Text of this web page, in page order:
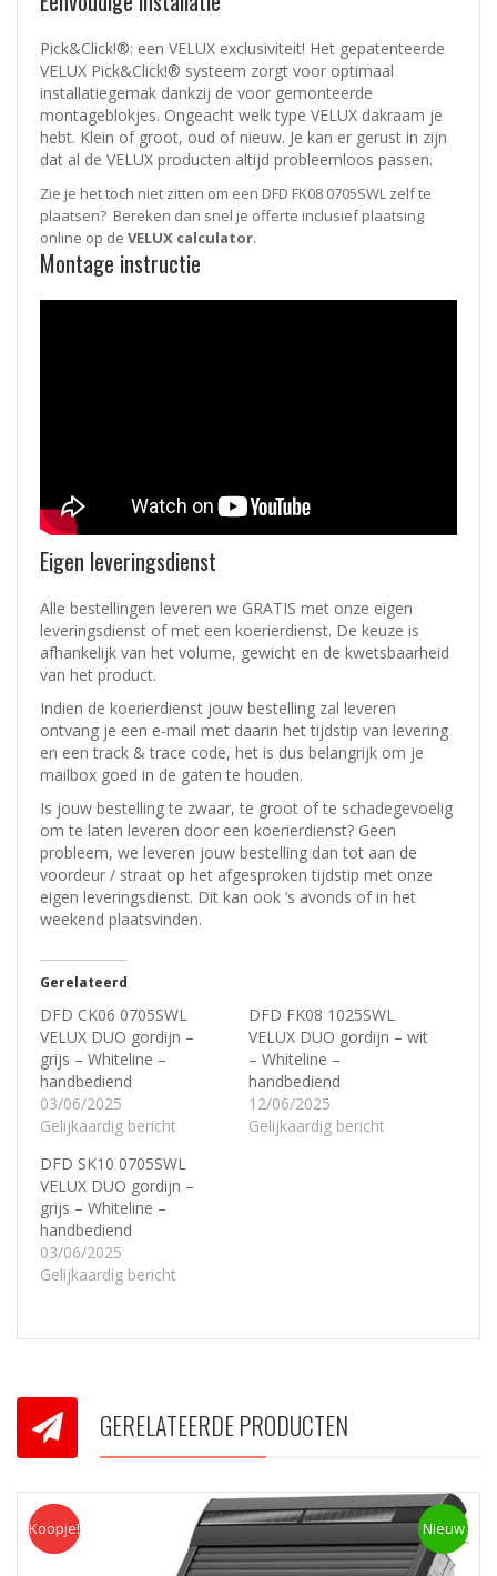
Pick&Click!®: een VELUX exclusiviteit! Het gepatenteerde
VELUX Pick&Click!® systeem zorgt voor optimaal
installatiegemak dankzij de voor gemonteerde
montageblokjes. Ongeacht welk type VELUX dakraam je
hebt. Klein of groot, oud of nieuw. Je kan er gerust in zijn
dat al de VELUX producten altijd probleemloos passen.
Zie je het toch niet zitten om een DFD FK08 0705SWL zelf te
plaatsen? Bereken dan snel je offerte inclusief plaatsing
online op de VELUX calculator.
Montage instructie
Eigen leveringsdienst
Alle bestellingen leveren we GRATIS met onze eigen
leveringsdienst of met een koerierdienst. De keuze is
afhankelijk van het volume, gewicht en de kwetsbaarheid
van het product.
Indien de koerierdienst jouw bestelling zal leveren
ontvang je een e-mail met daarin het tijdstip van levering
en een track & trace code, het is dus belangrijk om je
mailbox goed in de gaten te houden.
Is jouw bestelling te zwaar, te groot of te schadegevoelig
om te laten leveren door een koerierdienst? Geen
probleem, we leveren jouw bestelling dan tot aan de
voordeur / straat op het afgesproken tijdstip met onze
eigen leveringsdienst. Dit kan ook ‘s avonds of in het
weekend plaatsvinden.
Gerelateerd
DFD CK06 0705SWL
VELUX DUO gordijn –
grijs – Whiteline –
handbediend
03/06/2025
Gelijkaardig bericht
DFD FK08 1025SWL
VELUX DUO gordijn – wit
– Whiteline –
handbediend
12/06/2025
Gelijkaardig bericht
DFD SK10 0705SWL
VELUX DUO gordijn –
grijs – Whiteline –
handbediend
03/06/2025
Gelijkaardig bericht
GERELATEERDE PRODUCTEN
Koopje Nieuw
Koopje!